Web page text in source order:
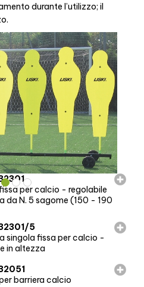
durante l’utilizzo; il
per calcio - regolabile
da N. 5 sagome (150 - 190
5
singola fissa per calcio -
in altezza
barriera calcio